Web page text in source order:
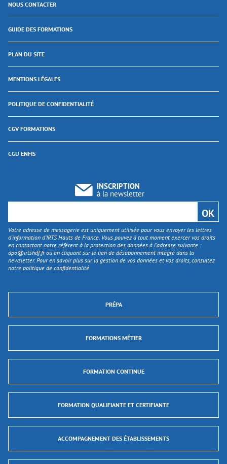
NOUS CONTACTER
GUIDE DES FORMATIONS
PLAN DU SITE
MENTIONS LÉGALES
POLITIQUE DE CONFIDENTIALITÉ
CGV FORMATIONS
CGU ENFIS
INSCRIPTION
à la newsletter
Votre adresse de messagerie est uniquement utilisée pour vous envoyer les lettres
d'information d’IRTS Hauts de France. Vous pouvez à tout moment exercer vos droits
en contactant notre référent à la protection des données à l’adresse suivante :
dpo@irtshdf.frou en cliquant sur le lien de désabonnement intégré dans la
newsletter. Pour en savoir plus sur la gestion de vos données et vos droits, consultez
notre politique de confidentialité
PRÉPA
FORMATIONS MÉTIER
FORMATION CONTINUE
FORMATION QUALIFIANTE ET CERTIFIANTE
ACCOMPAGNEMENT DES ÉTABLISSEMENTS